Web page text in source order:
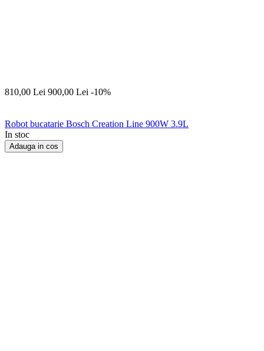
810,00 Lei 900,00 Lei -10%
Robot bucatarie Bosch Creation Line 900W 3.9L
In stoc
Adauga in cos